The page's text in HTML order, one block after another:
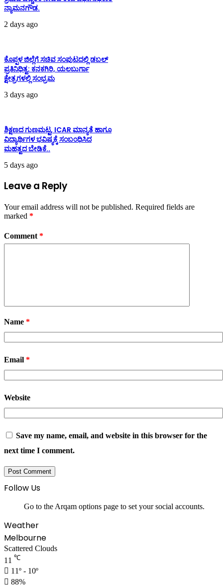
ನ್ಯಾಮನಗೌಡ.
2 days ago
ಕೊಪ್ಪಳ ಜಿಲ್ಲೆಗೆ ಸಚಿವ ಸಂಪುಟದಲ್ಲಿ ಡಬಲ್
ಪ್ರತಿನಿಧಿತ್ವ: ಕನಕಗಿರಿ, ಯಲಬುರ್ಗಾ
ಕ್ಷೇತ್ರಗಳಲ್ಲಿ ಸಂಭ್ರಮ
3 days ago
ಶಿಕ್ಷಣದ ಗುಣಮಟ್ಟ, ICAR ಮಾನ್ಯತೆ ಹಾಗೂ
ವಿದ್ಯಾರ್ಥಿಗಳ ಭವಿಷ್ಯಕ್ಕೆ ಸಂಬಂಧಿಸಿದ
ಮಹತ್ವದ ಬೇಡಿಕೆ..
5 days ago
Leave a Reply
Your email address will not be published. Required fields are
marked *
Comment *
Name *
Email *
Website
Save my name, email, and website in this browser for the
next time I comment.
Follow Us
Go to the Arqam options page to set your social accounts.
Weather
Melbourne
Scattered Clouds
11 ℃
11º - 10º
88%